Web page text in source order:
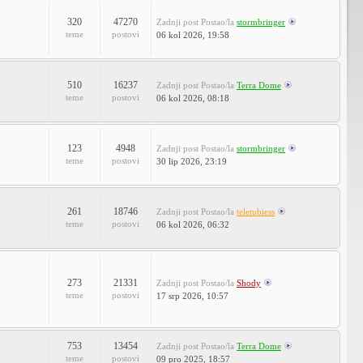
320
teme
47270
postovi
Zadnji post Postao/la stormbringer
06 kol 2026, 19:58
510
teme
16237
postovi
Zadnji post Postao/la Terra Dome
06 kol 2026, 08:18
123
teme
4948
postovi
Zadnji post Postao/la stormbringer
30 lip 2026, 23:19
261
teme
18746
postovi
Zadnji post Postao/la teletubiess
06 kol 2026, 06:32
273
teme
21331
postovi
Zadnji post Postao/la Shody
17 srp 2026, 10:57
753
teme
13454
postovi
Zadnji post Postao/la Terra Dome
09 pro 2025, 18:57